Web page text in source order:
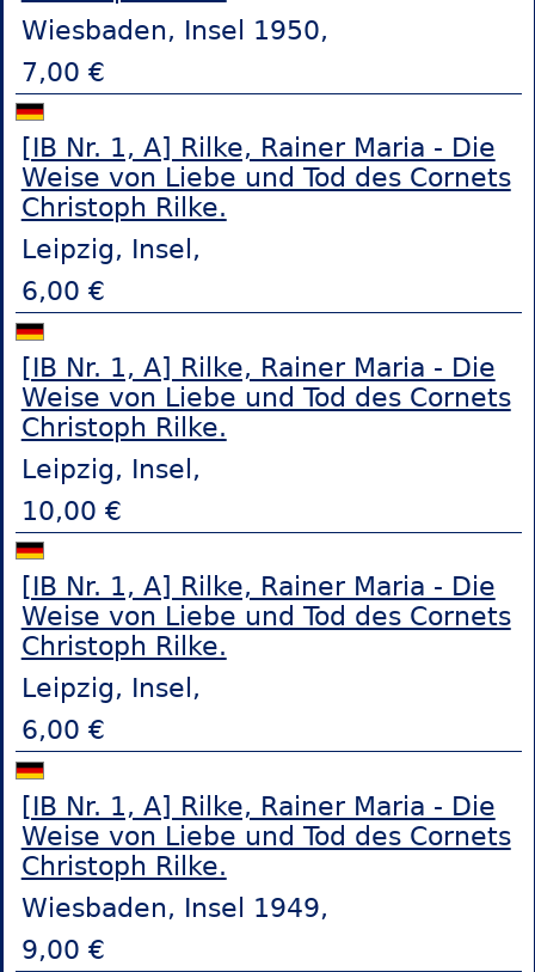
Wiesbaden, Insel 1950,
7,00 €
[IB Nr. 1, A] Rilke, Rainer Maria - Die
Weise von Liebe und Tod des Cornets
Christoph Rilke.
Leipzig, Insel,
6,00 €
[IB Nr. 1, A] Rilke, Rainer Maria - Die
Weise von Liebe und Tod des Cornets
Christoph Rilke.
Leipzig, Insel,
10,00 €
[IB Nr. 1, A] Rilke, Rainer Maria - Die
Weise von Liebe und Tod des Cornets
Christoph Rilke.
Leipzig, Insel,
6,00 €
[IB Nr. 1, A] Rilke, Rainer Maria - Die
Weise von Liebe und Tod des Cornets
Christoph Rilke.
Wiesbaden, Insel 1949,
9,00 €